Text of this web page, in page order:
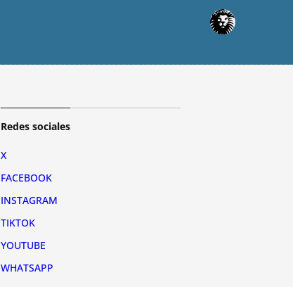
Redes sociales
X
FACEBOOK
INSTAGRAM
TIKTOK
YOUTUBE
WHATSAPP